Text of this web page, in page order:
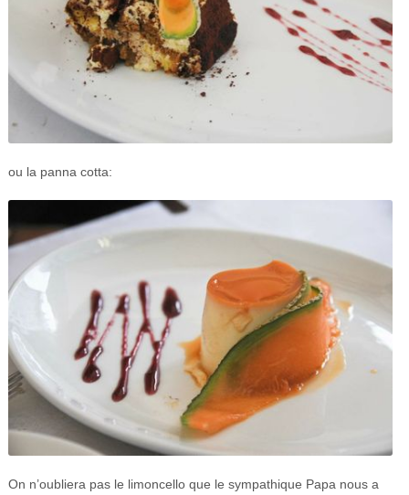
ou la panna cotta:
On n’oubliera pas le limoncello que le sympathique Papa nous a